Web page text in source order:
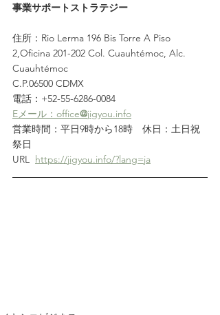
事業サポートストラテジー
住所：Rio Lerma 196 Bis Torre A Piso
2,Oficina 201-202 Col. Cuauhtémoc, Alc.
Cuauhtémoc
C.P.06500 CDMX
電話：+52-55-6286-0084
Eメール：office@jigyou.info
営業時間：平日9時から18時　休日：土日祝
祭日
URL https://jigyou.info/?lang=ja